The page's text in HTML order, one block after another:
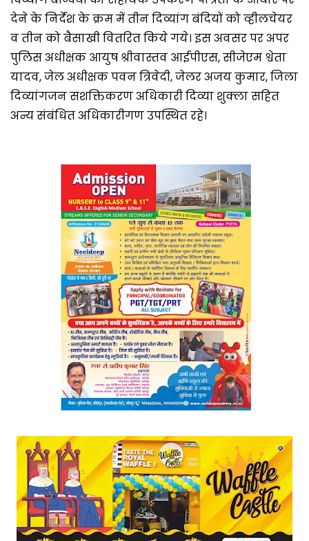
देने के निर्देश के क्रम में तीन दिव्यांग बंदियों को व्हीलचेयर
व तीन को बैसाखी वितरित किये गये। इस अवसर पर अपर
पुलिस अधीक्षक आयुष श्रीवास्तव आईपीएस, सीजेएम श्वेता
यादव, जेल अधीक्षक पवन त्रिवेदी, जेलर अजय कुमार, जिला
दिव्यांगजन सशक्तिकरण अधिकारी दिव्या शुक्ला सहित
अन्य संबंधित अधिकारीगण उपस्थित रहे।